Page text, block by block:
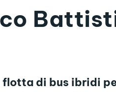
flotta di bus ibridi